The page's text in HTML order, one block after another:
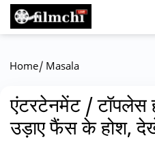
Home/ Masala
एंटरटेनमेंट / टॉपलेस
उड़ाए फैंस के होश,